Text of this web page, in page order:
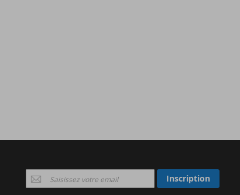
Inscription
à
Inscription